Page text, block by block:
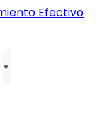
Efectivo